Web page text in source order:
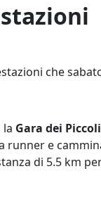
che
la Gara dei Piccoli
runner e
di 5.5 km